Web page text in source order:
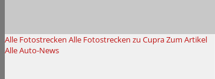
Alle Fotostrecken Alle Fotostrecken zu CupraZum Artikel
Alle Auto-News